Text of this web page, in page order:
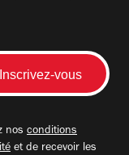
nos conditions
et de recevoir les